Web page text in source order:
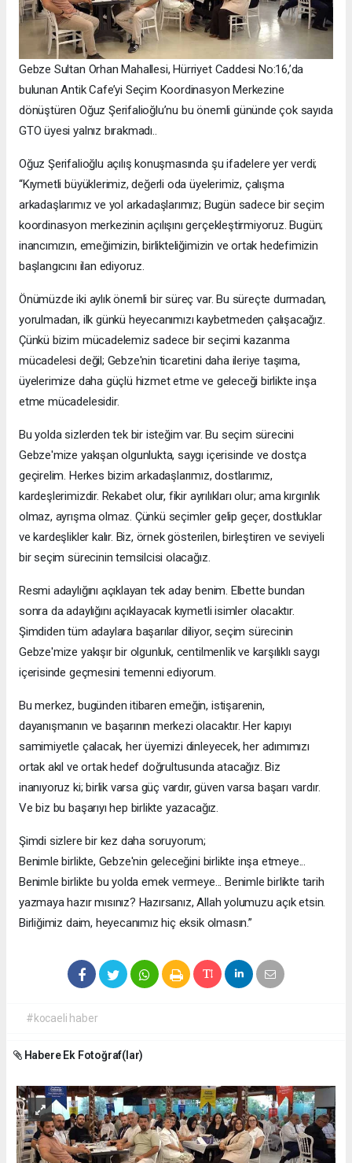
Gebze Sultan Orhan Mahallesi, Hürriyet Caddesi No:16,’da
bulunan Antik Cafe’yi Seçim Koordinasyon Merkezine
dönüştüren Oğuz Şerifalioğlu’nu bu önemli gününde çok sayıda
GTO üyesi yalnız bırakmadı..
Oğuz Şerifalioğlu açılış konuşmasında şu ifadelere yer verdi;
“Kıymetli büyüklerimiz, değerli oda üyelerimiz, çalışma
arkadaşlarımız ve yol arkadaşlarımız; Bugün sadece bir seçim
koordinasyon merkezinin açılışını gerçekleştirmiyoruz. Bugün;
inancımızın, emeğimizin, birlikteliğimizin ve ortak hedefimizin
başlangıcını ilan ediyoruz.
Önümüzde iki aylık önemli bir süreç var. Bu süreçte durmadan,
yorulmadan, ilk günkü heyecanımızı kaybetmeden çalışacağız.
Çünkü bizim mücadelemiz sadece bir seçimi kazanma
mücadelesi değil; Gebze'nin ticaretini daha ileriye taşıma,
üyelerimize daha güçlü hizmet etme ve geleceği birlikte inşa
etme mücadelesidir.
Bu yolda sizlerden tek bir isteğim var. Bu seçim sürecini
Gebze'mize yakışan olgunlukta, saygı içerisinde ve dostça
geçirelim. Herkes bizim arkadaşlarımız, dostlarımız,
kardeşlerimizdir. Rekabet olur, fikir ayrılıkları olur; ama kırgınlık
olmaz, ayrışma olmaz. Çünkü seçimler gelip geçer, dostluklar
ve kardeşlikler kalır. Biz, örnek gösterilen, birleştiren ve seviyeli
bir seçim sürecinin temsilcisi olacağız.
Resmi adaylığını açıklayan tek aday benim. Elbette bundan
sonra da adaylığını açıklayacak kıymetli isimler olacaktır.
Şimdiden tüm adaylara başarılar diliyor, seçim sürecinin
Gebze'mize yakışır bir olgunluk, centilmenlik ve karşılıklı saygı
içerisinde geçmesini temenni ediyorum.
Bu merkez, bugünden itibaren emeğin, istişarenin,
dayanışmanın ve başarının merkezi olacaktır. Her kapıyı
samimiyetle çalacak, her üyemizi dinleyecek, her adımımızı
ortak akıl ve ortak hedef doğrultusunda atacağız. Biz
inanıyoruz ki; birlik varsa güç vardır, güven varsa başarı vardır.
Ve biz bu başarıyı hep birlikte yazacağız.
Şimdi sizlere bir kez daha soruyorum;
Benimle birlikte, Gebze'nin geleceğini birlikte inşa etmeye...
Benimle birlikte bu yolda emek vermeye... Benimle birlikte tarih
yazmaya hazır mısınız? Hazırsanız, Allah yolumuzu açık etsin.
Birliğimiz daim, heyecanımız hiç eksik olmasın.”
#kocaeli haber
Habere Ek Fotoğraf(lar)